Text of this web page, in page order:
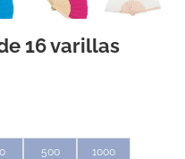
16 varillas
500 1000